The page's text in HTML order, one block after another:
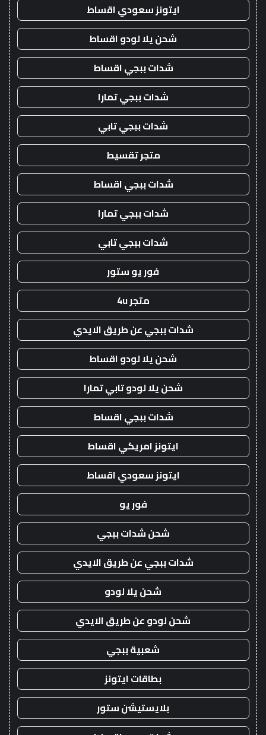
ايتونز سعودي اقساط
شحن يلا لودو اقساط
شدات ببجي اقساط
شدات ببجي تمارا
شدات ببجي تابي
متجر تقسيط
شدات ببجي اقساط
شدات ببجي تمارا
شدات ببجي تابي
فور يو ستور
متجر 4u
شدات ببجي عن طريق الايدي
شحن يلا لودو اقساط
شحن يلا لودو تابي تمارا
شدات ببجي اقساط
ايتونز امريكي اقساط
ايتونز سعودي اقساط
فور يو
شحن شدات ببجي
شدات ببجي عن طريق الايدي
شحن يلا لودو
شحن لودو عن طريق الايدي
شعبية ببجي
بطاقات ايتونز
بلايستيشن ستور